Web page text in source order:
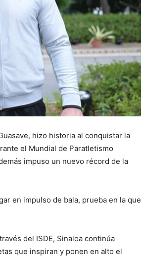
hizo historia al conquistar la
el Mundial de Paratletismo
impuso un nuevo récord de la
en impulso de bala, prueba en la que
del ISDE, Sinaloa continúa
que inspiran y ponen en alto el